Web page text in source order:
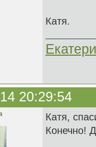
Катя.
20:29:54
Катя,
Конечно!